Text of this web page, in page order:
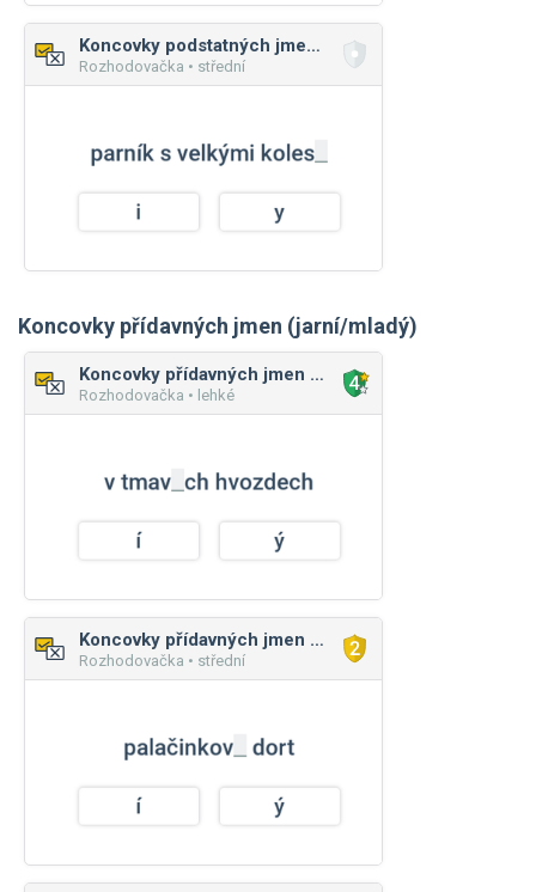
Koncovky podstatných jmen: střední rod
Rozhodovačka • střední
Koncovky přídavných jmen (jarní/mladý)
Koncovky přídavných jmen (jarní/mladý)
Rozhodovačka • lehké
Koncovky přídavných jmen (jarní/mladý)
Rozhodovačka • střední